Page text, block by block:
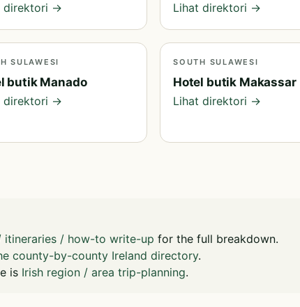
direktori →
Lihat direktori →
SULAWESI
butik Manado
direktori →
SOUTH SULAWESI
Hotel butik Makassar
Lihat direktori →
itineraries / how-to write-up for the full breakdown.
county-by-county Ireland directory.
is Irish region / area trip-planning.